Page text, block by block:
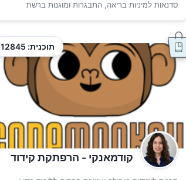
סדנאות למיניות בריאה, התבגרות ומוגנות ברשת
תוכנית: 12845
קודמאנקי - הרפתקת קידוד